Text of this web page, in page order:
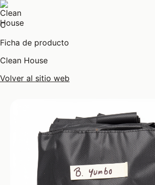
C
Ficha de producto
Clean House
Volver al sitio web